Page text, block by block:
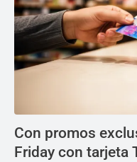
Con promos
Friday con tarjeta